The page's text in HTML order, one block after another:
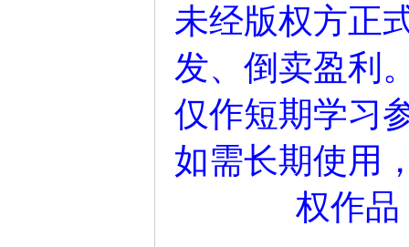
未经版权方正
发、倒卖盈利
仅作短期学习
如需长期使用
权作